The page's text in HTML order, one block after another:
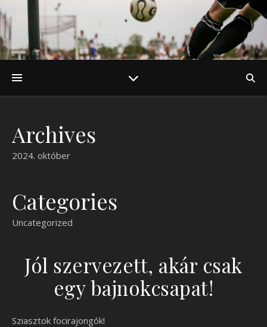
Archives
2024. október
Categories
Uncategorized
Jól szervezett, akár csak
egy bajnokcsapat!
Sziasztok focirajongók!